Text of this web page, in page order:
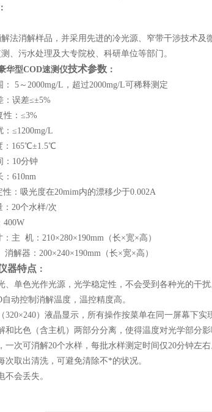
：
法消解样品，并采用先进的冷光源、窄带干涉技术
、污水处理及大专院校、科研单位等部门。
华型COD速测仪技术参数 ：
5～2000mg/L，超过2000mg/L可稀释测定
误差≤±5%
：≤3%
≤1200mg/L
：165℃±1.5℃
10分钟
610nm
：吸光度在20mim内的漂移少于0.002A
20个水样/次
主 机：210×280×190mm（长×宽×高）
200×240×190mm（长×宽×高）
器特点 ：
、单色光作光源，光学稳定性，不会受到各种光的干扰
动控制消解温度，温控精度高。
320×240）液晶显示，所有操作按菜单在同一屏幕下实
和比色（含主机）两部分分离，使得温度对光学部分影
一次可消解20个水样，每批水样测定时间仅20分钟左右
次取出清洗，可避免清除不*的状况。
不会丢失。